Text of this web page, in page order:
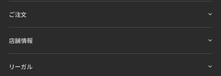
ご注文
店舗情報
リーガル